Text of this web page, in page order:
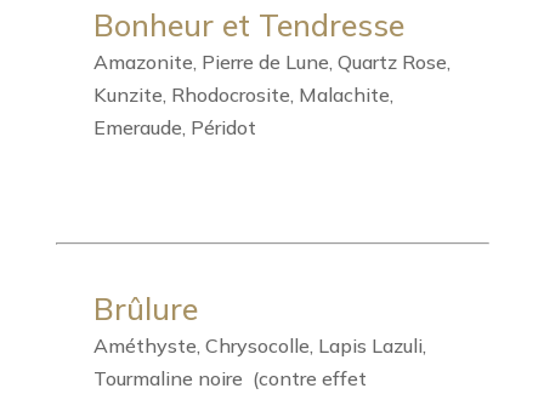
Bonheur et Tendresse
Amazonite, Pierre de Lune, Quartz Rose,
Kunzite, Rhodocrosite, Malachite,
Emeraude, Péridot
Brûlure
Améthyste, Chrysocolle, Lapis Lazuli,
Tourmaline noire (contre effet